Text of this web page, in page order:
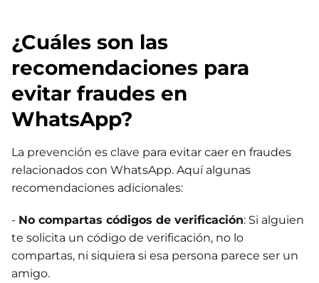
¿Cuáles son las
recomendaciones para
evitar fraudes en
WhatsApp?
La prevención es clave para evitar caer en fraudes
relacionados con WhatsApp. Aquí algunas
recomendaciones adicionales:
- No compartas códigos de verificación: Si alguien
te solicita un código de verificación, no lo
compartas, ni siquiera si esa persona parece ser un
amigo.